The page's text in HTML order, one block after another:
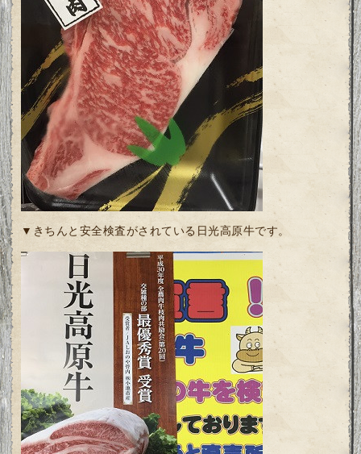
▼きちんと安全検査がされている日光高原牛です。